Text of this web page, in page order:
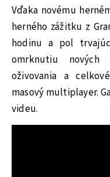
Vďaka novému
herného zážitku z
hodinu a pol
omrknutiu nových
oživovania a
masový multiplayer.
videu.